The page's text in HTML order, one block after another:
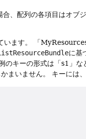
、配列の各項目はオブ
ます。
「
に基
のキーの形式は「s1」
まいません。
キーには